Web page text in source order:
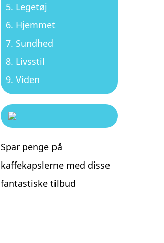
Legetøj
Hjemmet
Sundhed
Livsstil
Viden
Spar penge på
kaffekapslerne med disse
fantastiske tilbud